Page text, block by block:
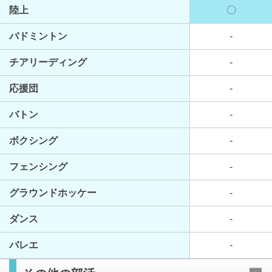
陸上 〇
バドミントン -
チアリーディング -
応援団 -
バトン -
ボクシング -
フェンシング -
グラウンドホッケー -
ダンス -
バレエ -